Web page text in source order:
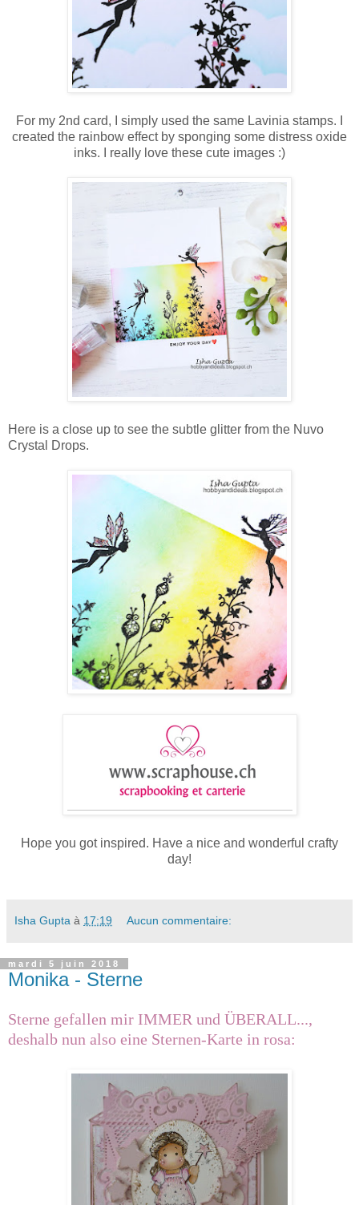
For my 2nd card, I simply used the same Lavinia stamps. I
created the rainbow effect by sponging some distress oxide
inks. I really love these cute images :)
Here is a close up to see the subtle glitter from the Nuvo
Crystal Drops.
Hope you got inspired. Have a nice and wonderful crafty
day!
Isha Gupta à 17:19 Aucun commentaire:
mardi 5 juin 2018
Monika - Sterne
Sterne gefallen mir IMMER und ÜBERALL...,
deshalb nun also eine Sternen-Karte in rosa: